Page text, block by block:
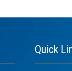
Quick